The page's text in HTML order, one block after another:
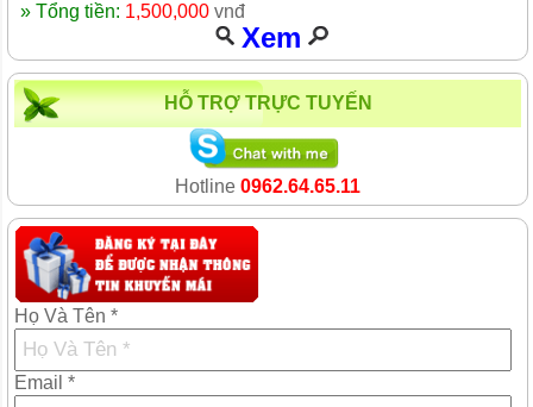
» Tổng tiền: 1,500,000 vnđ
Xem
HỖ TRỢ TRỰC TUYẾN
Hotline 0962.64.65.11
Họ Và Tên *
Email *